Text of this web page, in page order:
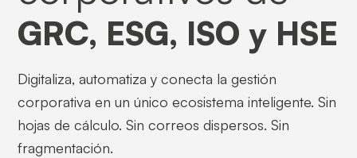
GRC, ESG, ISO y HSE
Digitaliza, automatiza y conecta la gestión
corporativa en un único ecosistema inteligente. Sin
hojas de cálculo. Sin correos dispersos. Sin
fragmentación.